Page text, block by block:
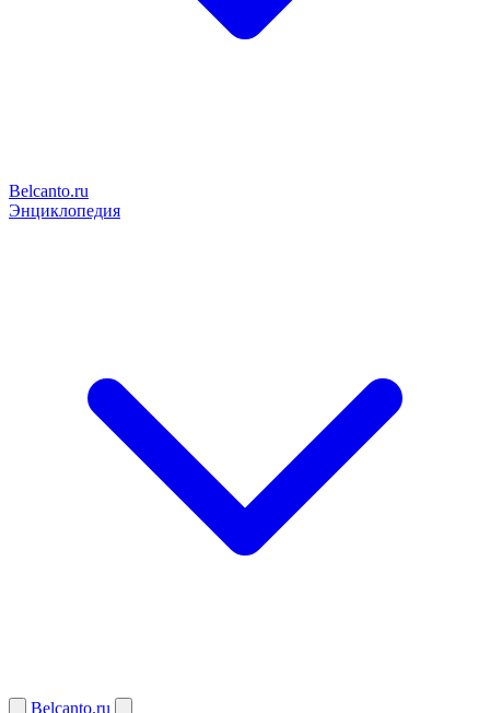
Belcanto.ru
Энциклопедия
Belcanto.ru